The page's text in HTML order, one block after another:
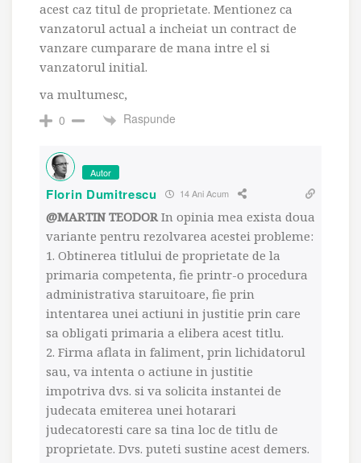
acest caz titul de proprietate. Mentionez ca
vanzatorul actual a incheiat un contract de
vanzare cumparare de mana intre el si
vanzatorul initial.
va multumesc,
0
Raspunde
Autor
Florin Dumitrescu 14 Ani Acum
@MARTIN TEODOR In opinia mea exista doua
variante pentru rezolvarea acestei probleme:
1. Obtinerea titlului de proprietate de la
primaria competenta, fie printr-o procedura
administrativa staruitoare, fie prin
intentarea unei actiuni in justitie prin care
sa obligati primaria a elibera acest titlu.
2. Firma aflata in faliment, prin lichidatorul
sau, va intenta o actiune in justitie
impotriva dvs. si va solicita instantei de
judecata emiterea unei hotarari
judecatoresti care sa tina loc de titlu de
proprietate. Dvs. puteti sustine acest demers.